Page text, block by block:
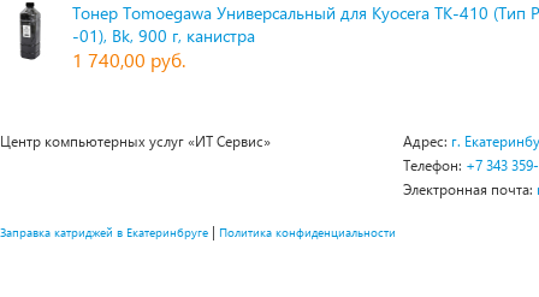
Тонер Tomoegawa Универсальный для Kyocera TK-410 (Тип
-01), Bk, 900 г, канистра
1 740,00 руб.
Центр компьютерных услуг «ИТ Сервис» Адрес: г.
Телефон: +7 343
Электронная почта:
Заправка катриджей в Екатеринбруге | Политика конфиденциальности